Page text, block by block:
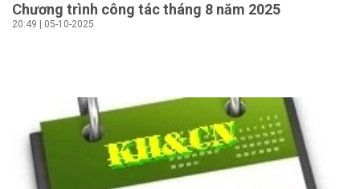
Chương trình công tác tháng 8 năm 2025
20:49 | 05-10-2025